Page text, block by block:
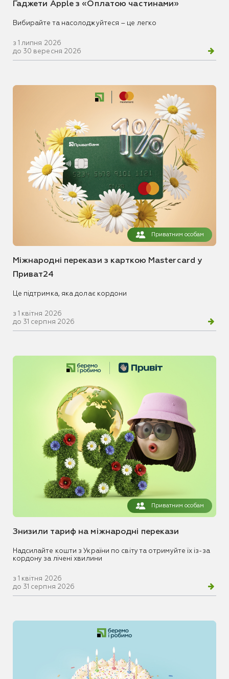
Гаджети Apple з «Оплатою частинами»
Вибирайте та насолоджуйтеся – це легко
з 1 липня 2026
до 30 вересня 2026
Приватним особам
Міжнародні перекази з карткою Mastercard у
Приват24
Це підтримка, яка долає кордони
з 1 квітня 2026
до 31 серпня 2026
Приватним особам
Знизили тариф на міжнародні перекази
Надсилайте кошти з України по світу та отримуйте їх із-за
кордону за лічені хвилини
з 1 квітня 2026
до 31 серпня 2026